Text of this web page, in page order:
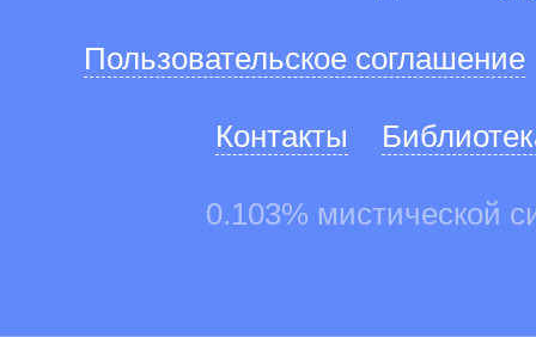
Пользовательское соглашение
Контакты
0.103% мистической